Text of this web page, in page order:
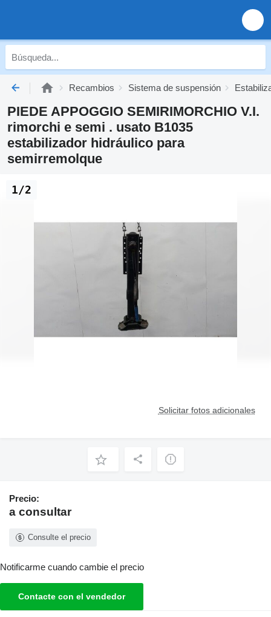
Recambios Sistema de suspensión
PIEDE APPOGGIO SEMIRIMORCHIO V.I.
rimorchi e semi . usato B1035
estabilizador hidráulico para
semirremolque
Solicitar fotos adicionales
1/2
Precio:
a consultar
Consulte el precio
Notificarme cuando cambie el precio
Contacte con el vendedor